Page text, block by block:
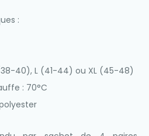
:
40), L (41-44) ou XL (45-48)
: 70°C